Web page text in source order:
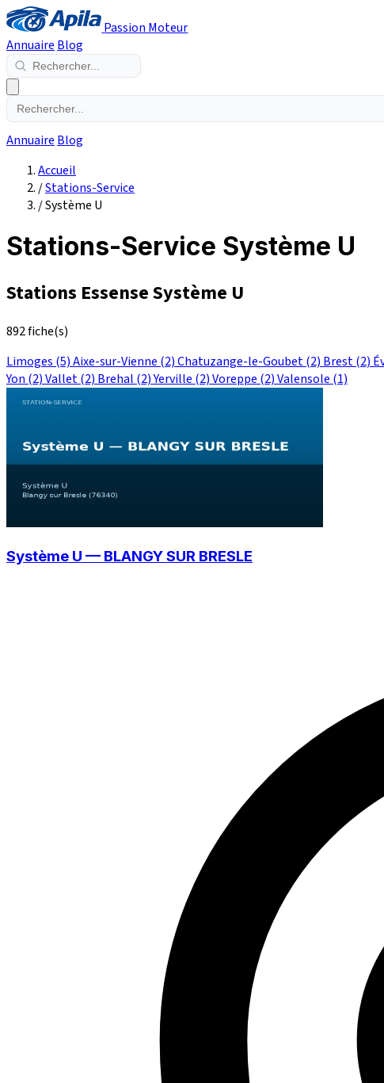
Passion Moteur
Annuaire Blog
Annuaire Blog
Accueil
/Stations-Service
/Système U
Stations-Service Système U
Stations Essense Système U
892 fiche(s)
Limoges (5)Aixe-sur-Vienne (2)Chatuzange-le-Goubet(2) Brest(2)
Yon (2)Vallet(2) Brehal (2)Yerville (2)Voreppe (2)Valensole (1)
Système U — BLANGY SUR BRESLE